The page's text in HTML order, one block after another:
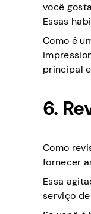
você
Essas
Como é
principal
6.
Como
fornecer
Essa
serviço